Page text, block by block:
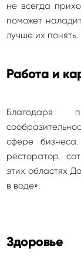
не всегда
поможет
лучше их понять.
Работа и
Благодаря
сфере
ресторатор,
этих областях
в воде».
Здоровье